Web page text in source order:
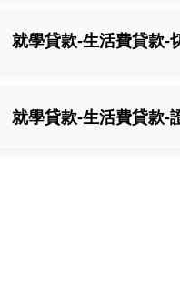
就學貸款-生活費貸款-
就學貸款-生活費貸款-